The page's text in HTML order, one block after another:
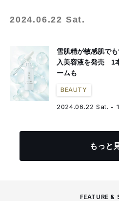
2024.06.22 Sat.
雪肌精が敏感肌で
入美容液を発売 1
ームも
BEAUTY
2024.06.22 Sat. -
もっと
FEATURE &